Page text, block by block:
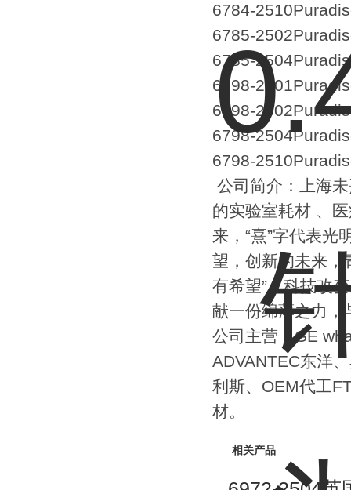
6784-
6785-
6785-
6798-
6798-
6798-
6798-
公司简介：上海
的实验室耗材 、
来，“熹”字代表光
望，创新的未来，
有希望”。科技改
献一份绵薄之力，
公司主营：GE
ADVANTEC东洋
利斯、OEM代工
材。
相关产品